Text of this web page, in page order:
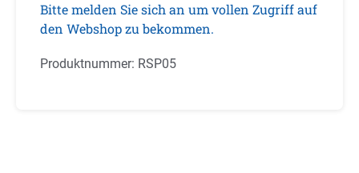
Bitte melden Sie sich an um vollen Zugriff auf
den Webshop zu bekommen.
Produktnummer: RSP05